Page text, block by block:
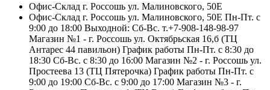
Офис-Склад г. Россошь ул. Малиновского, 50Е
Офис-Склад г. Россошь ул. Малиновского, 50Е Пн-Пт. с
9:00 до 18:00 Выходной: Сб-Вс. т.+7-908-148-98-97
Магазин №1 - г. Россошь ул. Октябрьская 16,б (ТЦ
Антарес 44 павильон) График работы Пн-Пт. с 8:30 до
18:30 Сб-Вс. с 8:30 до 16:00 Магазин №2 - г. Россошь ул.
Простеева 13 (ТЦ Пятерочка) График работы Пн-Пт. с
9:00 до 19:00 Сб-Вс. с 9:00 до 17:00 Магазин №3 - г.